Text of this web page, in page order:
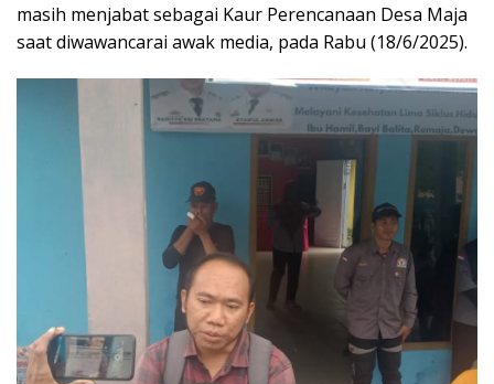
masih menjabat sebagai Kaur Perencanaan Desa Maja
saat diwawancarai awak media, pada Rabu (18/6/2025).